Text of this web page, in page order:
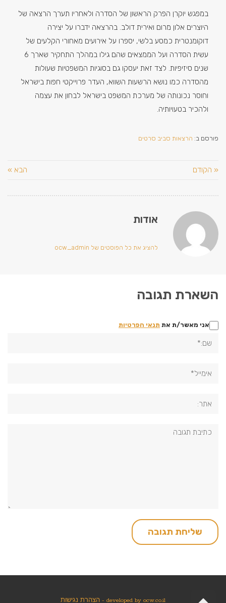
במפגש יוקרן הפרק הראשון של הסדרה ולאחריו תערך הרצאה של
היוצרים אלון מרום ואירית דולב. בהרצאה ידברו על יצירה
דוקומנטרית כמסע בלשי, יספרו על אירועים מאחורי הקלעים של
עשית הסדרה ועל הממצאים שהם גילו במהלך התחקיר שארך 6
שנים סיזיפיות. לצד זאת יעסקו גם בסוגיות המשפטיות שעולות
מהסדרה כמו נושא הרשעות השווא, העדר פרוייקטי חפות בישראל
וחוסר נכונותה של מערכת המשפט בישראל לבחון את עצמה
ולהכיר בטעויותיה.
פורסם ב: הרצאות סביב סרטים
« הקודם הבא »
אודות
להציג את כל הפוסטים של ocw_admin
השארת תגובה
אני מאשר/ת את תנאי הפרטיות
developed by ocw.co.il
- הצהרת נגישות